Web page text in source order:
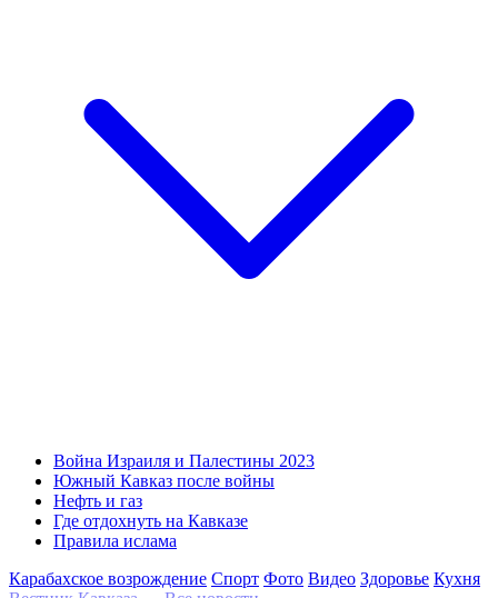
Война Израиля и Палестины 2023
Южный Кавказ после войны
Нефть и газ
Где отдохнуть на Кавказе
Правила ислама
Карабахское возрождение Спорт Фото Видео Здоровье Кухня